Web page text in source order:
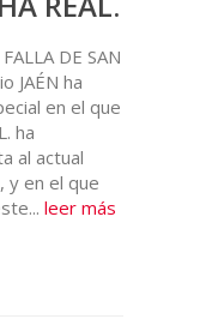
DE SAN
JAÉN ha
en el que
ha
al actual
y en el que
leer más